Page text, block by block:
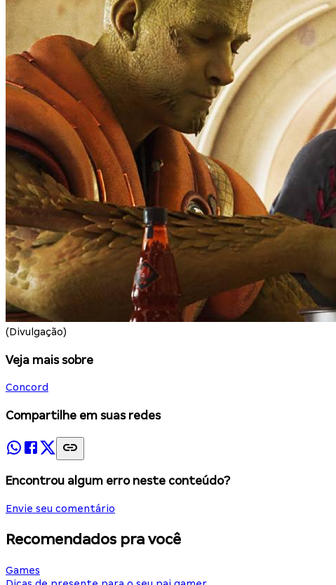
(Divulgação)
Veja mais sobre
Concord
Compartilhe em suas redes
Encontrou algum erro neste conteúdo?
Envie seu comentário
Recomendados pra você
Games